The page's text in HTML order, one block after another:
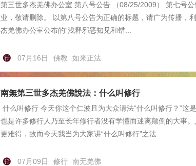
第三世多杰羌佛办公室 第八号公告 （08/25/2009） 第七号
业，敬请删除。 以第八号公告为正确的标题，请广为传播，
杰羌佛办公室公布的“浅释邪恶知见和错...
07月16日 佛教 如来正法
南無第三世多杰羌佛說法：什么叫修行
什么叫修行 今天你这个仁波且为大众请法“什么叫修行？”这
也是许多修行人乃至长年修行者没有学懂而迷离颠倒的大事
更难得，故而今天我当为大家讲“什么叫修行”之法...
07月09日 修行 南无羌佛